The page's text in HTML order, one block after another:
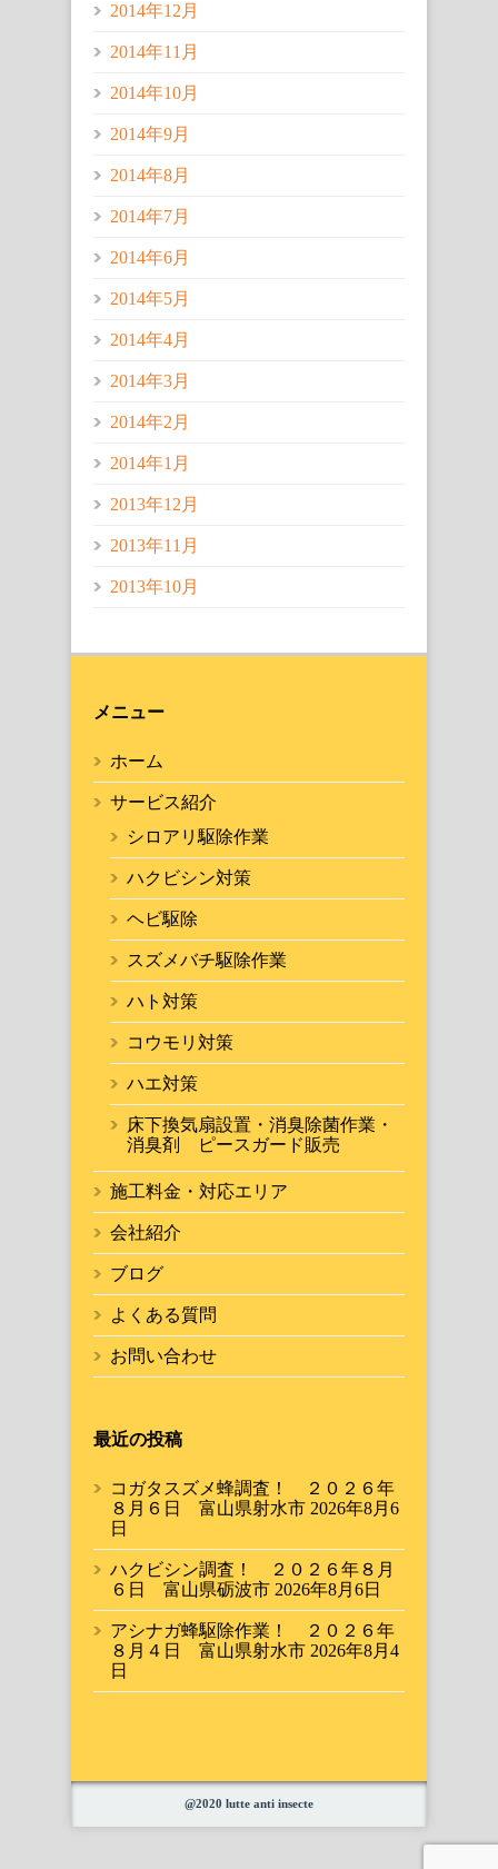
2014年12月
2014年11月
2014年10月
2014年9月
2014年8月
2014年7月
2014年6月
2014年5月
2014年4月
2014年3月
2014年2月
2014年1月
2013年12月
2013年11月
2013年10月
メニュー
ホーム
サービス紹介
シロアリ駆除作業
ハクビシン対策
ヘビ駆除
スズメバチ駆除作業
ハト対策
コウモリ対策
ハエ対策
床下換気扇設置・消臭除菌作業・
消臭剤 ピースガード販売
施工料金・対応エリア
会社紹介
ブログ
よくある質問
お問い合わせ
最近の投稿
コガタスズメ蜂調査！ ２０２６年
８月６日 富山県射水市 2026年8月6
日
ハクビシン調査！ ２０２６年８月
６日 富山県砺波市 2026年8月6日
アシナガ蜂駆除作業！ ２０２６年
８月４日 富山県射水市 2026年8月4
日
@2020 lutte anti insecte